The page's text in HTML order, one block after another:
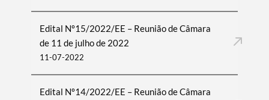
Edital Nº15/2022/EE – Reunião de Câmara
de 11 de julho de 2022
11-07-2022
Edital Nº14/2022/EE – Reunião de Câmara